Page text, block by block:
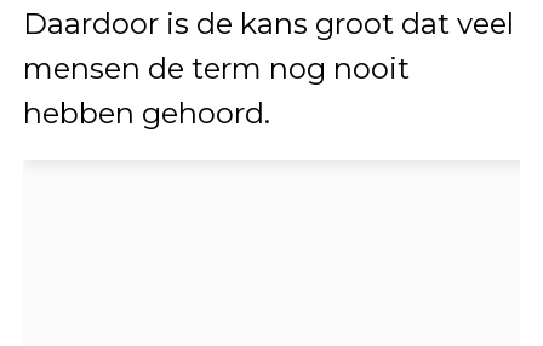
Daardoor is de kans groot dat veel
mensen de term nog nooit
hebben gehoord.